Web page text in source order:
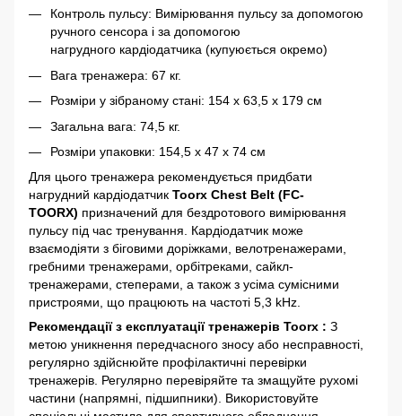
Контроль пульсу: Вимірювання пульсу за допомогою
ручного сенсора і за допомогою
нагрудного кардіодатчика (купуюється окремо)
Вага тренажера: 67 кг.
Розміри у зібраному стані: 154 x 63,5 x 179 см
Загальна вага: 74,5 кг.
Розміри упаковки: 154,5 х 47 х 74 см
Для цього тренажера рекомендується придбати
нагрудний кардіодатчик Toorx Chest Belt (FC-
TOORX) призначений для бездротового вимірювання
пульсу під час тренування. Кардіодатчик може
взаємодіяти з біговими доріжками, велотренажерами,
гребними тренажерами, орбітреками, сайкл-
тренажерами, степерами, а також з усіма сумісними
пристроями, що працюють на частоті 5,3 kHz.
Рекомендації з експлуатації тренажерів Toorx : З
метою уникнення передчасного зносу або несправності,
регулярно здійснюйте профілактичні перевірки
тренажерів. Регулярно перевіряйте та змащуйте рухомі
частини (напрямні, підшипники). Використовуйте